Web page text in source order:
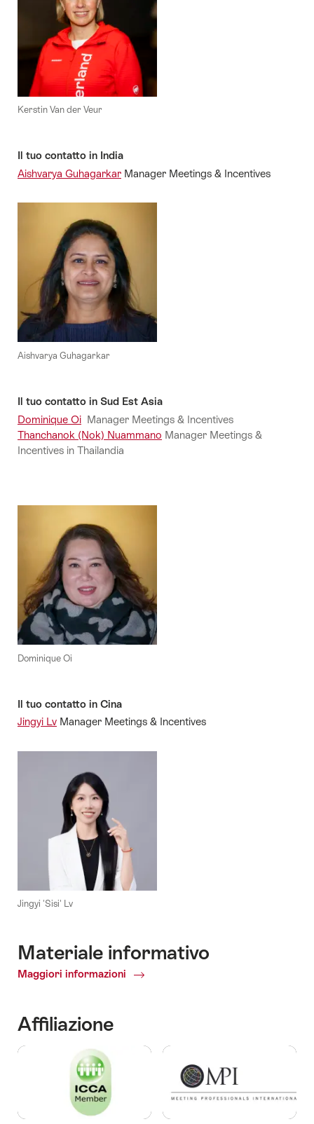
Kerstin Van der Veur
Il tuo contatto in India
Aishvarya Guhagarkar Manager Meetings & Incentives
Aishvarya Guhagarkar
Il tuo contatto in Sud Est Asia
Dominique Oi Manager Meetings & Incentives
Thanchanok (Nok) Nuammano Manager Meetings &
Incentives in Thailandia
Dominique Oi
Il tuo contatto in Cina
Jingyi Lv Manager Meetings & Incentives
Jingyi 'Sisi' Lv
Materiale informativo
Maggiori informazioni
Materiale
Affiliazione